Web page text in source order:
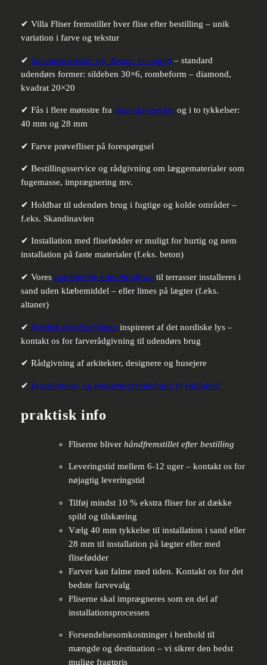
✔ Villa Fliser fremstiller hver flise efter bestilling – unik
variation i farve og tekstur
✔ Specialstørrelser og -former er muligt– standard
udendørs former: sildeben 30×6, rombeform – diamond,
kvadrat 20×20
✔ Fås i flere mønstre fra indendørsserien og i to tykkelser:
40 mm og 28 mm
✔ Farve prøvefliser på forespørgsel
✔ Bestillingsservice og rådgivning om læggematerialer som
fugemasse, imprægnering mv.
✔ Holdbar til udendørs brug i fugtige og kolde områder –
f.eks. Skandinavien
✔ Installation med flisefødder er muligt for hurtig og nem
installation på faste materialer (f.eks. beton)
✔ Vores patenterede udendørsflisertil terrasser installeres i
sand uden klæbemiddel – eller limes på lægter (f.eks.
altaner)
✔ Nordisk farvekollektion inspireret af det nordiske lys –
kontakt os for farverådgivning til udendørs brug
✔ Rådgivning af arkitekter, designere og husejere
✔ Installations- og rengøringsvejledning til rådighed
praktisk info
Fliserne bliver håndfremstillet efter bestilling
Leveringstid mellem 6-12 uger – kontakt os for
nøjagtig leveringstid
Tilføj mindst 10 % ekstra fliser for at dække
spild og tilskæring
Vælg 40 mm tykkelse til installation i sand eller
28 mm til installation på lægter eller med
flisefødder
Farver kan falme med tiden. Kontakt os for det
bedste farvevalg
Fliserne skal imprægneres som en del af
installationsprocessen
Forsendelsesomkostninger i henhold til
mængde og destination – vi sikrer den bedst
mulige fragtpris